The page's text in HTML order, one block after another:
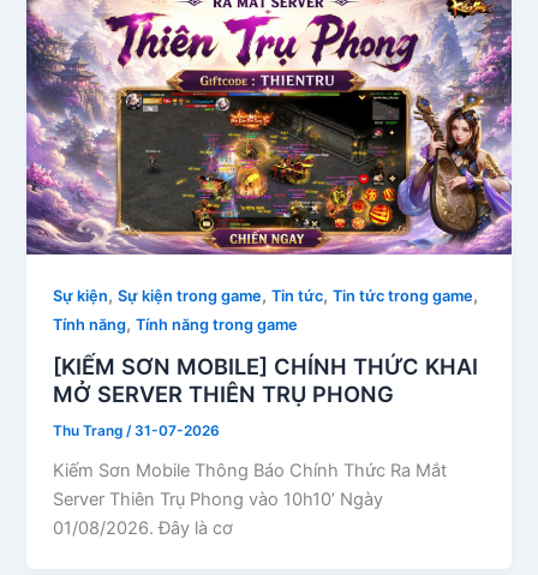
Sự kiện,Sự kiện trong game,Tin tức,Tin tức trong game,
Tính năng,Tính năng trong game
[KIẾM SƠN MOBILE] CHÍNH THỨC KHAI
MỞ SERVER THIÊN TRỤ PHONG
Thu Trang/31-07-2026
Kiếm Sơn Mobile Thông Báo Chính Thức Ra Mắt
Server Thiên Trụ Phong vào 10h10’ Ngày
01/08/2026. Đây là cơ